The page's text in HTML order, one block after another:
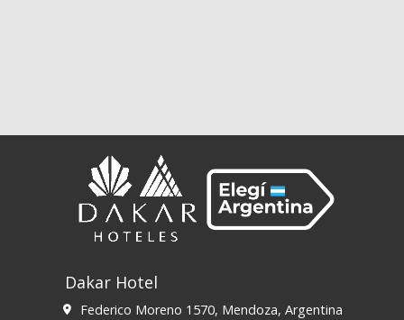
Dakar Hotel
Federico Moreno 1570, Mendoza, Argentina